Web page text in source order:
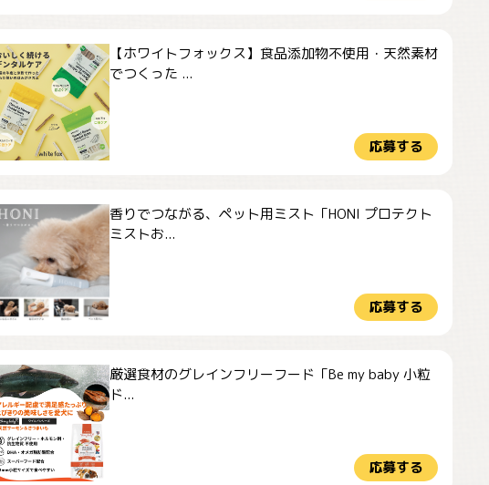
【ホワイトフォックス】食品添加物不使用・天然素材
でつくった ...
応募する
香りでつながる、ペット用ミスト「HONI プロテクト
ミストお...
応募する
厳選食材のグレインフリーフード「Be my baby 小粒
ド...
応募する